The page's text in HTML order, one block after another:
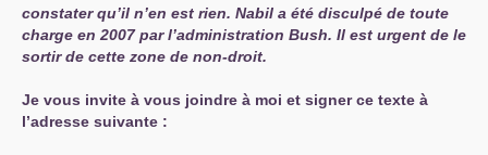
constater qu’il n’en est rien. Nabil a été disculpé de toute
charge en 2007 par l’administration Bush. Il est urgent de le
sortir de cette zone de non-droit.
Je vous invite à vous joindre à moi et signer ce texte à
l’adresse suivante :